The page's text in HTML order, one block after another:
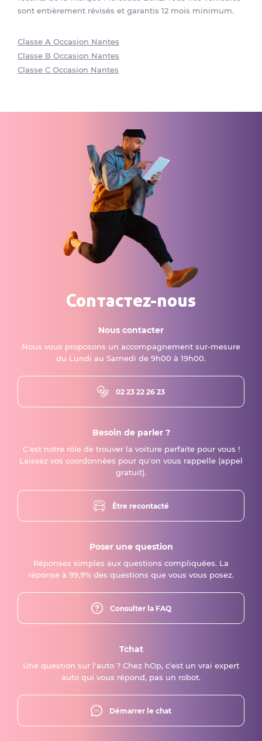
sont entièrement révisés et garantis 12 mois minimum.
Classe A Occasion Nantes
Classe B Occasion Nantes
Classe C Occasion Nantes
Contactez-nous
Nous contacter
Nous vous proposons un accompagnement sur-mesure
du Lundi au Samedi de 9h00 à 19h00.
02 23 22 26 23
Besoin de parler ?
C'est notre rôle de trouver la voiture parfaite pour vous !
Laissez vos coordonnées pour qu'on vous rappelle (appel
gratuit).
Être recontacté
Poser une question
Réponses simples aux questions compliquées. La
réponse à 99,9% des questions que vous vous posez.
Consulter la FAQ
Tchat
Une question sur l'auto ? Chez hOp, c'est un vrai expert
auto qui vous répond, pas un robot.
Démarrer le chat